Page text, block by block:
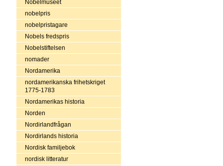
Nobelmuseet
nobelpris
nobelpristagare
Nobels fredspris
Nobelstiftelsen
nomader
Nordamerika
nordamerikanska frihetskriget
1775-1783
Nordamerikas historia
Norden
Nordirlandfrågan
Nordirlands historia
Nordisk familjebok
nordisk litteratur